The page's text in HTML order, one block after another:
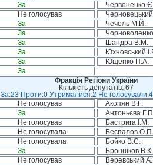
За Червоненко
Не голосував
За Чечель М.Й.
За
За Шандра В.М.
За Юхновський
За Ющенко П.А.
За
Фракція Регіони України
Кількість депутатів: 67
За:23 Проти:0 Утрималися:2 Не
Не голосував Акопян В.Г.
За Антоньєва
Не голосував Бастрига І.М.
Не голосувала Беспалов О.П.
Не голосувала Бойко В.С.
За Бронніков В.К.
Не голосував Веревський